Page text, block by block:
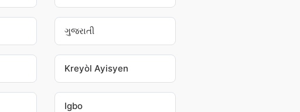
ગુજરાતી
Kreyòl Ayisyen
Igbo